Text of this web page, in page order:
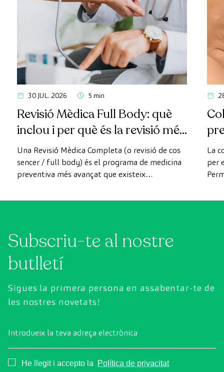
30 JUL. 2026 5 min
Revisió Mèdica Full Body: què
inclou i per què és la revisió més
avançada
Una Revisió Mèdica Completa (o revisió de cos
sencer / full body) és el programa de medicina
preventiva més avançat que existeix
convencionals, aquesta revisió utilitza la
l'estat dels òrgans vitals, el sistema vascular i el
cervell abans que apareguin els primers
símptomes.
La
per
Subscriu-te al nostre
butlletí
Sigues la primera persona en assabentar-te de
les nostres novetats!
Introdueix la teva adreça electrònica
Consentimiento
He llegit i accepto la
Política de privacitat